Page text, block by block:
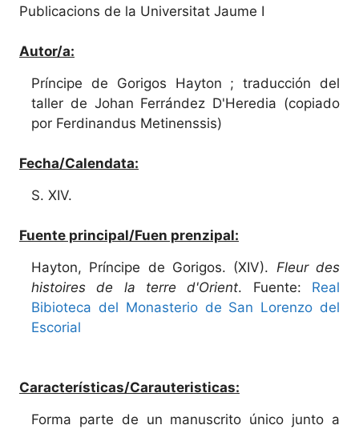
Publicacions de la Universitat Jaume I
Autor/a:
Príncipe de Gorigos Hayton ; traducción del
taller de Johan Ferrández D'Heredia (copiado
por Ferdinandus Metinenssis)
Fecha/Calendata:
S. XIV.
Fuente principal/Fuen prenzipal:
Hayton, Príncipe de Gorigos. (XIV). Fleur des
histoires de la terre d'Orient. Fuente: Real
Bibioteca del Monasterio de San Lorenzo del
Escorial
Características/Carauteristicas:
Forma parte de un manuscrito único junto a